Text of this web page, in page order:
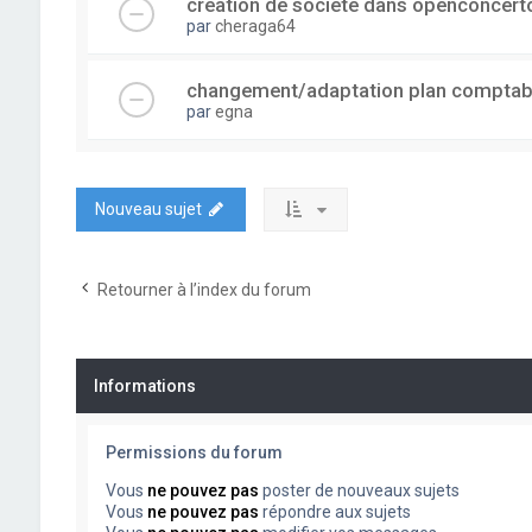
parcheraga64
changement/adaptation plan
paregna
Nouveau sujet
Retourner à l’index du forum
Informations
Permissions du forum
Vous ne pouvez pas poster de nouveaux sujets
Vous ne pouvez pas répondre aux sujets